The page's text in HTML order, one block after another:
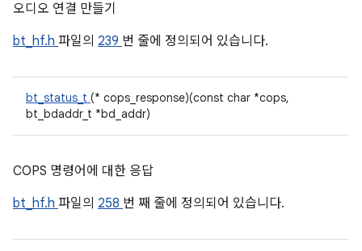
오디오 연결 만들기
bt_hf.h 파일의 239 번 줄에 정의되어 있습니다.
bt_status_t (* cops_response)(const char *cops,
bt_bdaddr_t *bd_addr)
COPS 명령어에 대한 응답
bt_hf.h 파일의 258 번 째 줄에 정의되어 있습니다.